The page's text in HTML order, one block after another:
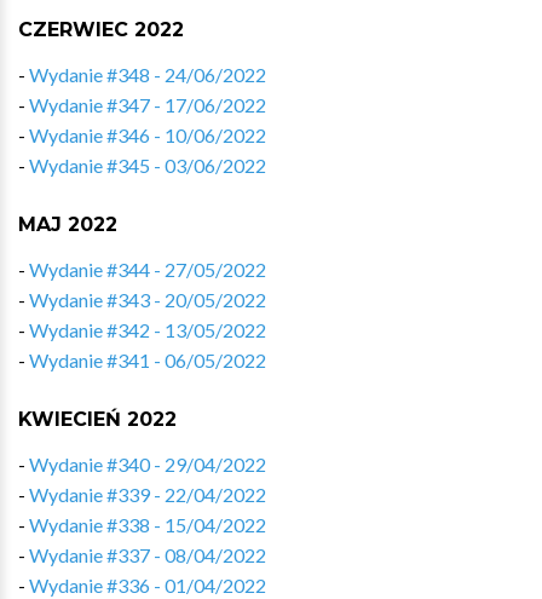
CZERWIEC 2022
- Wydanie #348 - 24/06/2022
- Wydanie #347 - 17/06/2022
- Wydanie #346 - 10/06/2022
- Wydanie #345 - 03/06/2022
MAJ 2022
- Wydanie #344 - 27/05/2022
- Wydanie #343 - 20/05/2022
- Wydanie #342 - 13/05/2022
- Wydanie #341 - 06/05/2022
KWIECIEŃ 2022
- Wydanie #340 - 29/04/2022
- Wydanie #339 - 22/04/2022
- Wydanie #338 - 15/04/2022
- Wydanie #337 - 08/04/2022
- Wydanie #336 - 01/04/2022